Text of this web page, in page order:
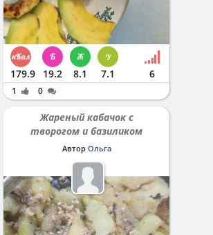
179.9 19.2 8.1 7.1 6
1 0
Жареный кабачок с
творогом и базиликом
Автор Ольга